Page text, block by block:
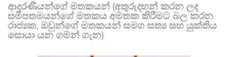
ආදරණීයන්ගේ මතකයන් (අතුරුදහන් කරන ලද
සමීපතමයන්ගේ මතකය අමතක කිරීමට බල කරන
රාජ්‍යක, ඔවුන්ගේ මතකයන් සමග සත්‍ය සහ යුක්තිය
සොයා යන ගමන් ගැන)